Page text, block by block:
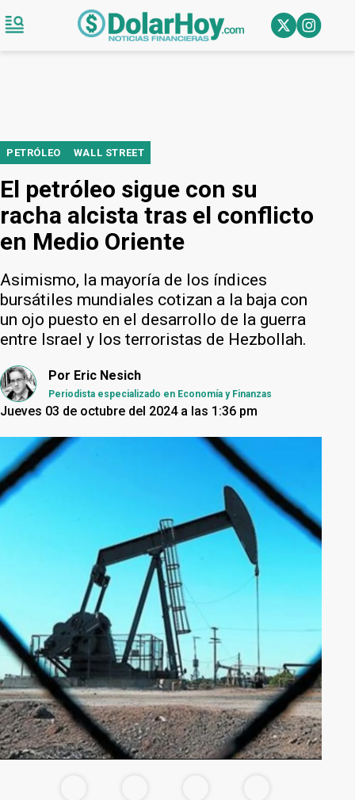
PETRÓLEO WALL STREET
El petróleo sigue con su
racha alcista tras el conflicto
en Medio Oriente
Asimismo, la mayoría de los índices
bursátiles mundiales cotizan a la baja con
un ojo puesto en el desarrollo de la guerra
entre Israel y los terroristas de Hezbollah.
Por Eric Nesich
Periodista especializado en Economía y Finanzas
Jueves 03 de octubre del 2024 a las 1:36 pm